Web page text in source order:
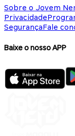
Sobre o Jovem
Privacidade
SegurançaFale
Baixe o nosso APP